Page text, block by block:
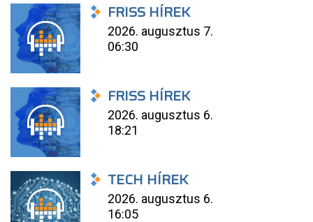
FRISS HÍREK
2026. augusztus 7.
06:30
FRISS HÍREK
2026. augusztus 6.
18:21
TECH HÍREK
2026. augusztus 6.
16:05